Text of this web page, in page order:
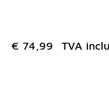
€ 74,99 TVA